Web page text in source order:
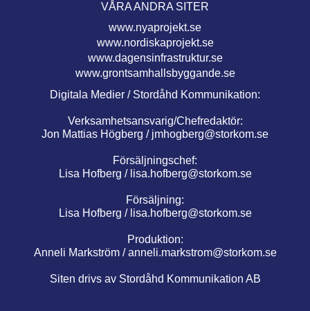
VÅRA ANDRA SITER
www.nyaprojekt.se
www.nordiskaprojekt.se
www.dagensinfrastruktur.se
www.grontsamhallsbyggande.se
Digitala Medier / Stordåhd Kommunikation:
Verksamhetsansvarig/Chefredaktör:
Jon Mattias Högberg / jmhogberg@storkom.se
Försäljningschef:
Lisa Hofberg / lisa.hofberg@storkom.se
Försäljning:
Lisa Hofberg / lisa.hofberg@storkom.se
Produktion:
Anneli Markström /anneli.markstrom@storkom.se
Siten drivs av Stordåhd Kommunikation AB